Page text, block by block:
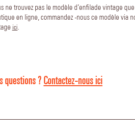
ne trouvez pas le modèle d’enfilade vintage
en ligne, commandez -nous ce modèle via
ici.
questions ?Contactez-nous ici